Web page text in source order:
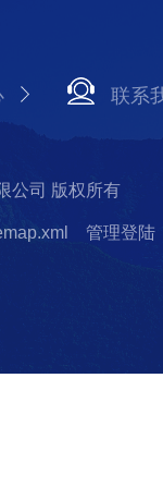
联系
公司 版权所有
管理登陆